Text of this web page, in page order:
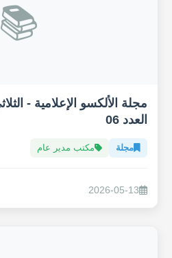
📚
العدد 06
مجلة مكتب مدير عام
2026-05-13